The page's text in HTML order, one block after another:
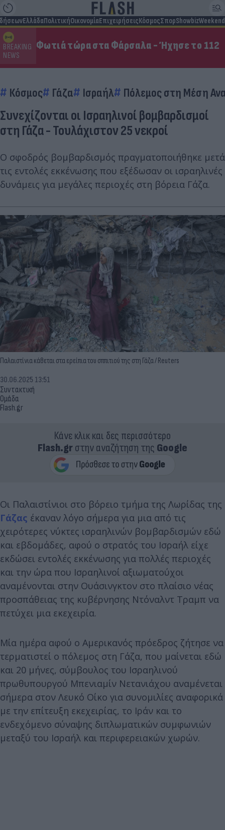
ΕλλάδαΠολιτικήΟικονομίαΕπιχειρήσειςΚόσμοςΣπορShowbizWeekend
BREAKING
NEWS
Φωτιά τώρα στα Φάρσαλα - Ήχησε το 112
Κόσμος Γάζα Ισραήλ Πόλεμος στη Μέση
Συνεχίζονται οι Ισραηλινοί βομβαρδισμοί
στη Γάζα - Τουλάχιστον 25 νεκροί
Ο σφοδρός βομβαρδισμός πραγματοποιήθηκε μετά
τις εντολές εκκένωσης που εξέδωσαν οι ισραηλινές
δυνάμεις για μεγάλες περιοχές στη βόρεια Γάζα.
Παλαιστίνια κάθεται στα ερείπια του σππιτιού της στη Γάζα / Reuters
Συντακτική
Ομάδα
Flash.gr
30.06.2025 13:51
Κάνε κλικ και δες περισσότερο
Flash.grστην αναζήτηση της Google
Οι Παλαιστίνιοι στο βόρειο τμήμα της Λωρίδας της
Γάζας έκαναν λόγο σήμερα για μια από τις
χειρότερες νύκτες ισραηλινών βομβαρδισμών εδώ
και εβδομάδες, αφού ο στρατός του Ισραήλ είχε
εκδώσει εντολές εκκένωσης για πολλές περιοχές
και την ώρα που Ισραηλινοί αξιωματούχοι
αναμένονται στην Ουάσινγκτον στο πλαίσιο νέας
προσπάθειας της κυβέρνησης Ντόναλντ Τραμπ να
πετύχει μια εκεχειρία.
Μία ημέρα αφού ο Αμερικανός πρόεδρος ζήτησε να
τερματιστεί ο πόλεμος στη Γάζα, που μαίνεται εδώ
και 20 μήνες, σύμβουλος του Ισραηλινού
πρωθυπουργού Μπενιαμίν Νετανιάχου αναμένεται
σήμερα στον Λευκό Οίκο για συνομιλίες αναφορικά
με την επίτευξη εκεχειρίας, το Ιράν και το
ενδεχόμενο σύναψης διπλωματικών συμφωνιών
μεταξύ του Ισραήλ και περιφερειακών χωρών.